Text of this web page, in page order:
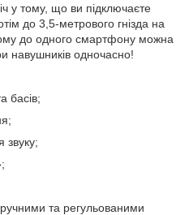
у тому, що ви підключаєте
до 3,5-метрового гнізда на
до одного смартфону можна
навушників одночасно!
басів;
та регульованими